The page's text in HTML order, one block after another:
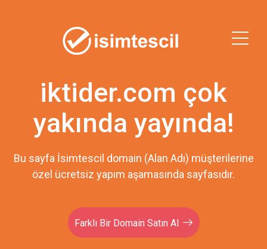
iktider.com çok
yakında yayında!
Bu sayfa İsimtescil domain (Alan Adı) müşterilerine
özel ücretsiz yapım aşamasında sayfasıdır.
Farklı Bir Domain Satın Al